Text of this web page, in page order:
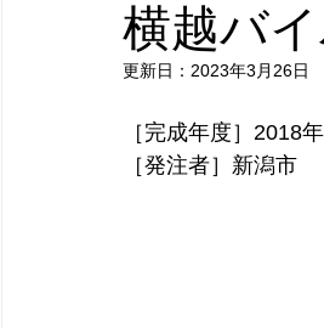
横越バ
更新日： 2023年3月26日
［完成年度］2018
［発注者］新潟市